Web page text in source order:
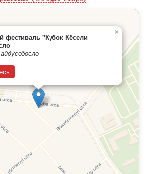
фестиваль "Кубок Кёсели
×